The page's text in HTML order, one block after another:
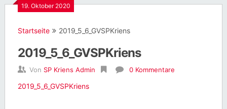
19. Oktober 2020
Startseite 2019_5_6_GVSPKriens
2019_5_6_GVSPKriens
Von SP Kriens Admin 0 Kommentare
2019_5_6_GVSPKriens